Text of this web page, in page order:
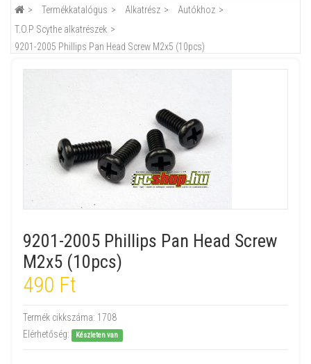
Termékkatalógus Alkatrész
Autókhoz
T.O.P Scythe alkatrészek
9201-2005 Phillips Pan Head Screw M2x5 (10pcs)
9201-2005 Phillips Pan Head Screw
M2x5 (10pcs)
490 Ft
Termék cikkszáma: 1708
Elérhetőség:
Készleten van